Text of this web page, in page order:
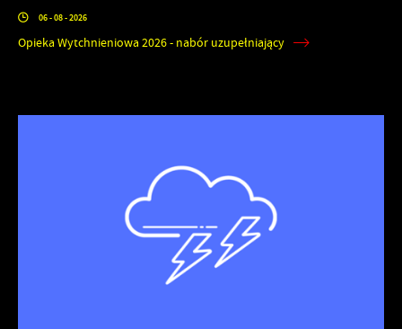
06 - 08 - 2026
Opieka Wytchnieniowa 2026 - nabór uzupełniający